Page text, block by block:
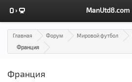
ManUtd8.com
Главная Форум Мировой футбол
Франция
Франция